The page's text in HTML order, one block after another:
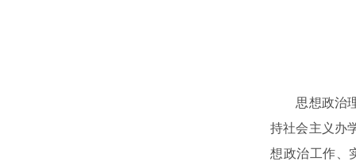
思想政治理
持社会主义办
想政治工作、